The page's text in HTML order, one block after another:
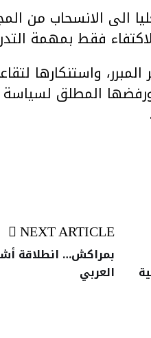
الى الانسحاب من
فقط بمهمة
المبرر، واستنكارها
الذي عمر طويلا منذ سنة 2016،
NEXT ARTICLE
بمراكش… انطلاقة
العربي